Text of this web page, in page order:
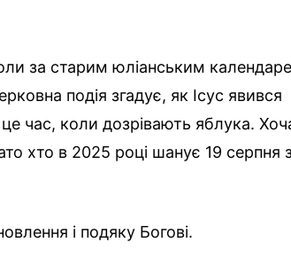
за старим юліанським
подія згадує, як Ісус явився
час, коли дозрівають яблука.
хто в 2025 році шанує 19 серпня
і подяку Богові.